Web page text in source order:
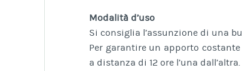
Modalità d’uso
Si consiglia l’assunzione di una
Per garantire un apporto
a distanza di 12 ore l’una dall’altra.